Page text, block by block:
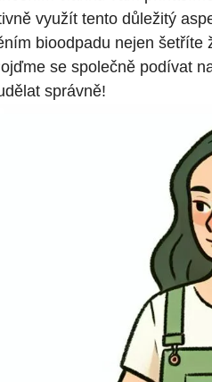
využít tento důležitý
bioodpadu nejen
se společně podívat
správně!